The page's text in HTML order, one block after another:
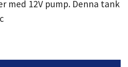
med 12V pump. Denna tank